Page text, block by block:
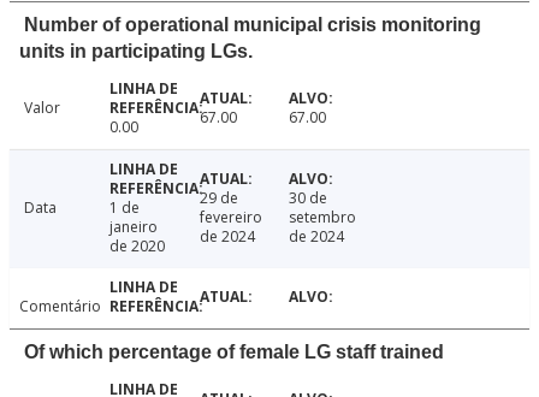
Number of operational municipal crisis monitoring
units in participating LGs.
Valor
0.00
67.00 67.00
Data
1 de
janeiro
de 2020
29 de
fevereiro
de 2024
30 de
setembro
de 2024
Comentário
Of which percentage of female LG staff trained